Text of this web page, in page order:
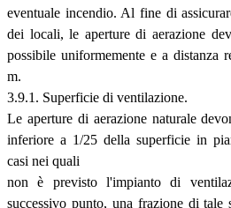
eventuale incendio. Al fine di
dei locali, le aperture di aerazione
possibile uniformemente e a distanza
m.
3.9.1. Superficie di ventilazione.
Le aperture di aerazione naturale
inferiore a 1/25 della superficie in
casi nei quali
non è previsto l'impianto di
successivo punto, una frazione di